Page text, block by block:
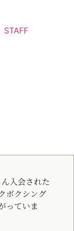
STAFF
入会された
ボクシング
っていま